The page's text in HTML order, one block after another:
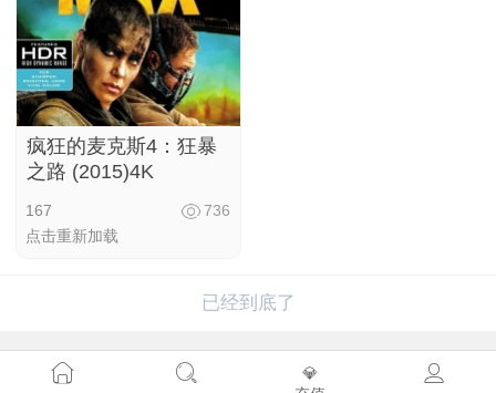
疯狂的麦克斯4：狂暴
之路 (2015)4K
167
点击重新加载
736
已经到底了
💎